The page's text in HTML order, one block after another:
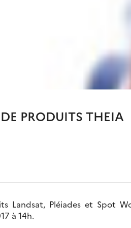
PRODUITS THEIA
Landsat, Pléiades et Spot
à 14h.